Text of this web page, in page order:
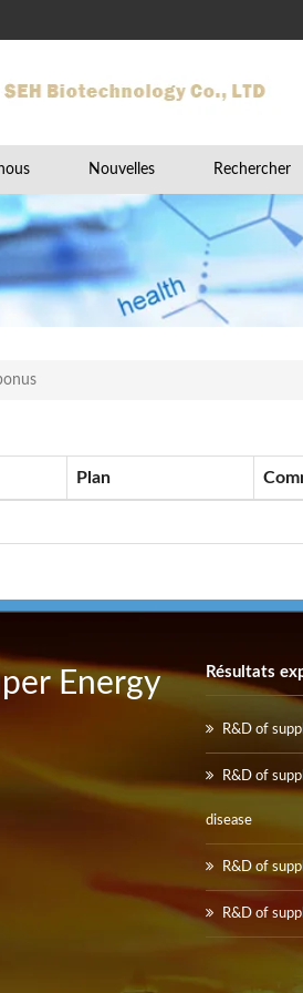
Nouvelles Rechercher
Plan
Energy
Résultats
R&D of
R&D of
disease
R&D of
R&D of